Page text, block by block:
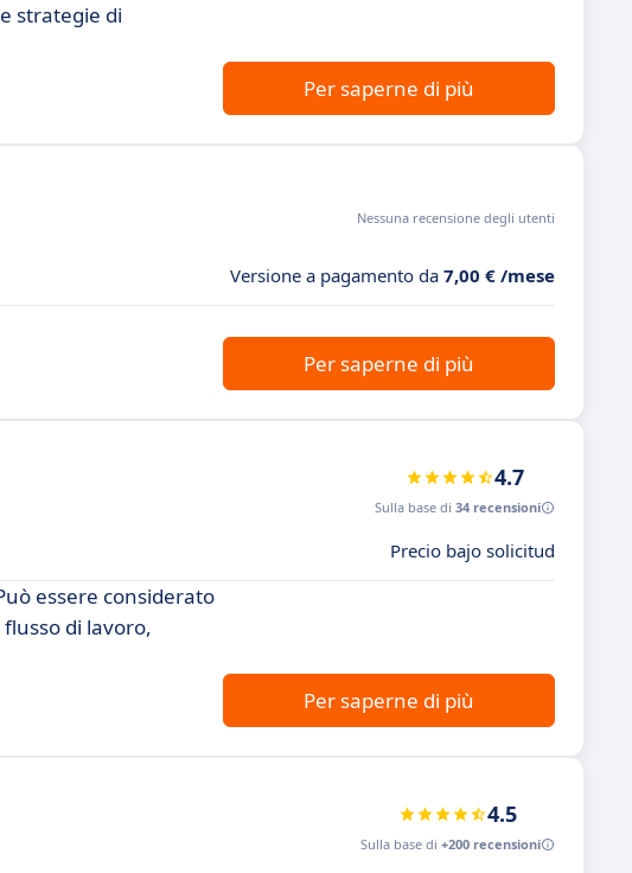
strategie di
Per saperne di più
Nessuna recensione degli utenti
Versione a pagamento da 7,00 € /mese
Per saperne di più
4.7
Sulla base di 34 recensioni
Precio bajo solicitud
essere considerato
di lavoro,
Per saperne di più
4.5
Sulla base di +200 recensioni